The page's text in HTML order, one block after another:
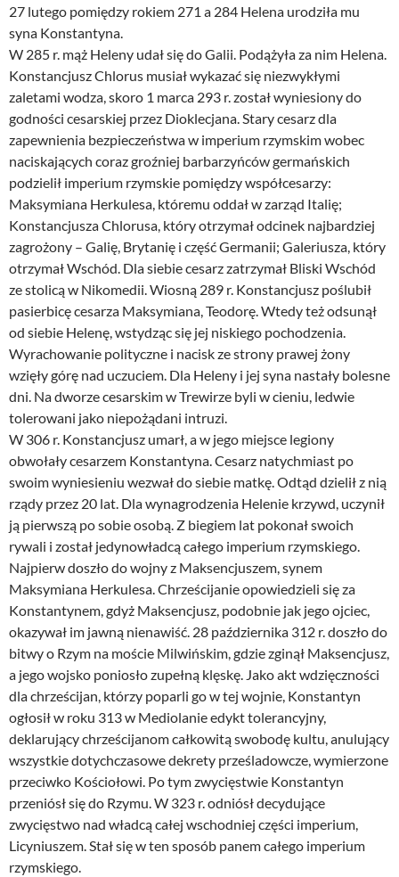
27 lutego pomiędzy rokiem 271 a 284 Helena urodziła mu
syna Konstantyna.
W 285 r. mąż Heleny udał się do Galii. Podążyła za nim Helena.
Konstancjusz Chlorus musiał wykazać się niezwykłymi
zaletami wodza, skoro 1 marca 293 r. został wyniesiony do
godności cesarskiej przez Dioklecjana. Stary cesarz dla
zapewnienia bezpieczeństwa w imperium rzymskim wobec
naciskających coraz groźniej barbarzyńców germańskich
podzielił imperium rzymskie pomiędzy współcesarzy:
Maksymiana Herkulesa, któremu oddał w zarząd Italię;
Konstancjusza Chlorusa, który otrzymał odcinek najbardziej
zagrożony – Galię, Brytanię i część Germanii; Galeriusza, który
otrzymał Wschód. Dla siebie cesarz zatrzymał Bliski Wschód
ze stolicą w Nikomedii. Wiosną 289 r. Konstancjusz poślubił
pasierbicę cesarza Maksymiana, Teodorę. Wtedy też odsunął
od siebie Helenę, wstydząc się jej niskiego pochodzenia.
Wyrachowanie polityczne i nacisk ze strony prawej żony
wzięły górę nad uczuciem. Dla Heleny i jej syna nastały bolesne
dni. Na dworze cesarskim w Trewirze byli w cieniu, ledwie
tolerowani jako niepożądani intruzi.
W 306 r. Konstancjusz umarł, a w jego miejsce legiony
obwołały cesarzem Konstantyna. Cesarz natychmiast po
swoim wyniesieniu wezwał do siebie matkę. Odtąd dzielił z nią
rządy przez 20 lat. Dla wynagrodzenia Helenie krzywd, uczynił
ją pierwszą po sobie osobą. Z biegiem lat pokonał swoich
rywali i został jedynowładcą całego imperium rzymskiego.
Najpierw doszło do wojny z Maksencjuszem, synem
Maksymiana Herkulesa. Chrześcijanie opowiedzieli się za
Konstantynem, gdyż Maksencjusz, podobnie jak jego ojciec,
okazywał im jawną nienawiść. 28 października 312 r. doszło do
bitwy o Rzym na moście Milwińskim, gdzie zginął Maksencjusz,
a jego wojsko poniosło zupełną klęskę. Jako akt wdzięczności
dla chrześcijan, którzy poparli go w tej wojnie, Konstantyn
ogłosił w roku 313 w Mediolanie edykt tolerancyjny,
deklarujący chrześcijanom całkowitą swobodę kultu, anulujący
wszystkie dotychczasowe dekrety prześladowcze, wymierzone
przeciwko Kościołowi. Po tym zwycięstwie Konstantyn
przeniósł się do Rzymu. W 323 r. odniósł decydujące
zwycięstwo nad władcą całej wschodniej części imperium,
Licyniuszem. Stał się w ten sposób panem całego imperium
rzymskiego.